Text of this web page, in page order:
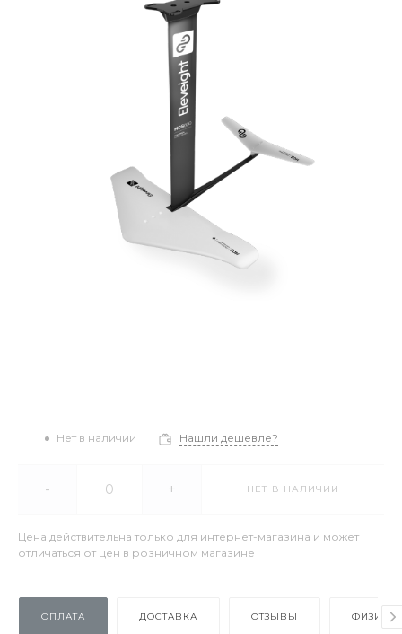
Нет в наличии Нашли дешевле?
- + НЕТ В НАЛИЧИИ
Цена действительна только для интернет-магазина и может
отличаться от цен в розничном магазине
ОПЛАТА ДОСТАВКА ОТЗЫВЫ